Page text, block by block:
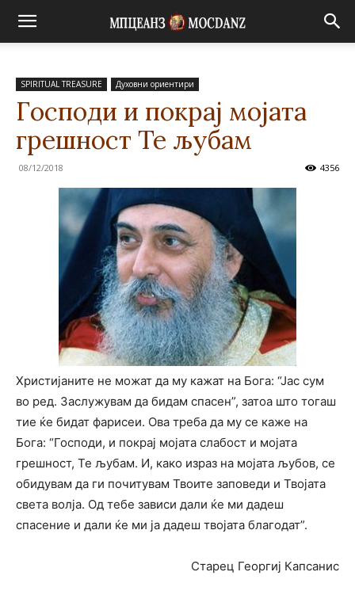
SPIRITUAL TREASURE Духовни ориентири
Господи и покрај мојата
грешност Те љубам
08/12/2018 4356
Христијаните не можат да му кажат на Бога: “Јас сум
во ред. Заслужувам да бидам спасен”, затоа што тогаш
тие ќе бидат фарисеи. Ова треба да му се каже на
Бога: “Господи, и покрај мојата слабост и мојата
грешност, Те љубам. И, како израз на мојата љубов, се
обидувам да ги почитувам Твоите заповеди и Твојата
света волја. Од тебе зависи дали ќе ми дадеш
спасение и дали ќе ми ја дадеш твојата благодат”.
Старец Георгиј Капсанис